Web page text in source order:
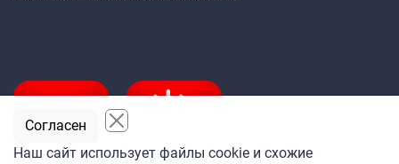
Наш сайт использует файлы cookie и схожие
Согласен